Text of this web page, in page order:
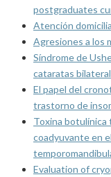
postgraduates
Atención
Agresiones a los
Síndrome de
cataratas bilateral
El papel del
trastorno de
Toxina botulínica
coadyuvante en
Evaluation of